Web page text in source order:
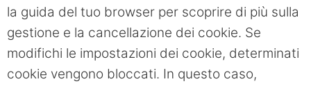
la guida del tuo browser per scoprire di più sulla
gestione e la cancellazione dei cookie. Se
modifichi le impostazioni dei cookie, determinati
cookie vengono bloccati. In questo caso,